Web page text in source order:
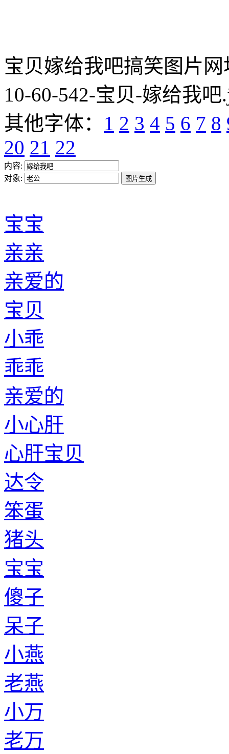
宝贝嫁给我吧搞笑图片网
10-60-542-宝贝-嫁给我吧
其他字体： 1 2 3 4 5 6 7 8
20 21 22
内容:
对象:
宝宝
亲亲
亲爱的
宝贝
小乖
乖乖
亲爱的
小心肝
心肝宝贝
达令
笨蛋
猪头
宝宝
傻子
呆子
小燕
老燕
小万
老万